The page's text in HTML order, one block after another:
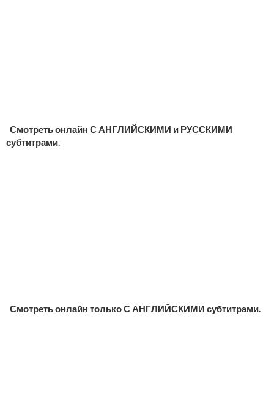
Смотреть онлайн С АНГЛИЙСКИМИ и РУССКИМИ
субтитрами.
Смотреть онлайн только С АНГЛИЙСКИМИ субтитрами.